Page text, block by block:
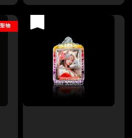
price
price
物